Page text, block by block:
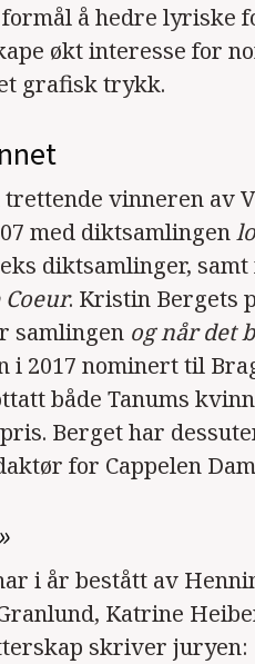
formål å hedre lyriske
økt interesse for
grafisk trykk.
vinneren av
med diktsamlingen
diktsamlinger,
Coeur. Kristin Bergets
samlingen og når det
i 2017 nominert til
både Tanums
Berget har
for Cappelen
i år bestått av
Katrine
skriver juryen: